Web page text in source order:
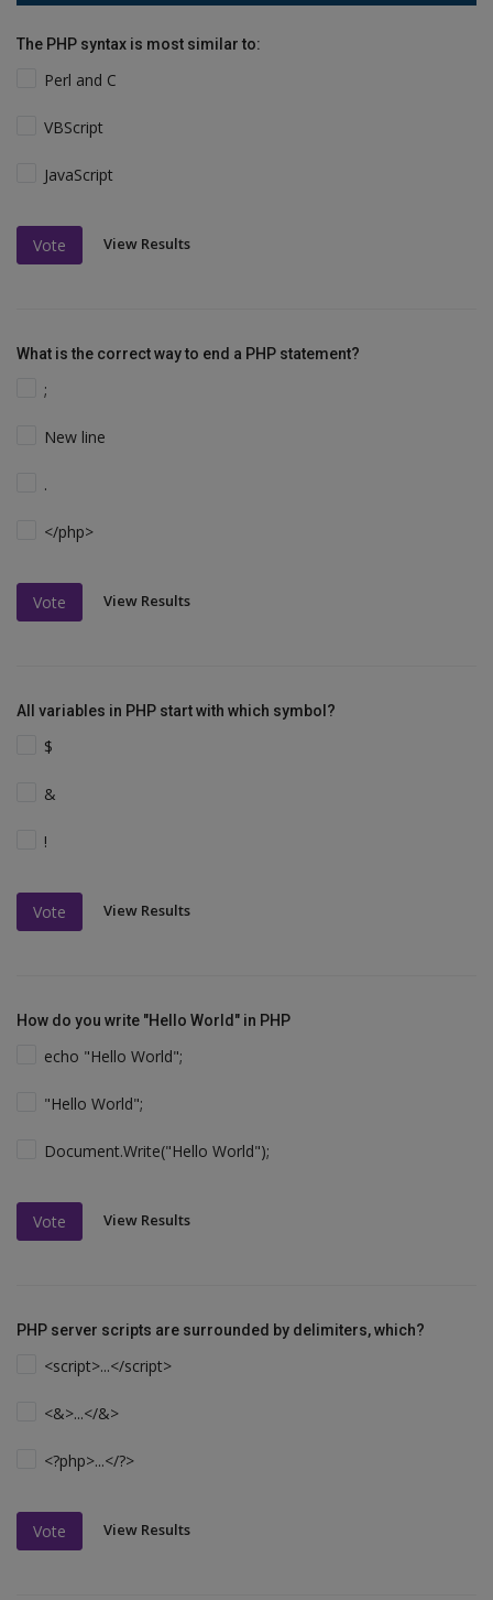
The PHP syntax is most similar to:
Perl and C
VBScript
JavaScript
Vote View Results
What is the correct way to end a PHP statement?
;
New line
.
</php>
Vote View Results
All variables in PHP start with which symbol?
$
&
!
Vote View Results
How do you write "Hello World" in PHP
echo "Hello World";
"Hello World";
Document.Write("Hello World");
Vote View Results
PHP server scripts are surrounded by delimiters, which?
<script>...</script>
<&>...</&>
<?php>...</?>
Vote View Results